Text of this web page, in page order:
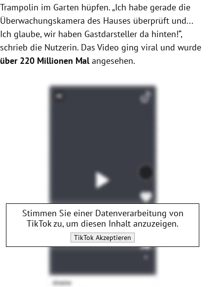
Trampolin im Garten hüpfen. „Ich habe gerade die
Überwachungskamera des Hauses überprüft und...
Ich glaube, wir haben Gastdarsteller da hinten!“,
schrieb die Nutzerin. Das Video ging viral und wurde
über 220 Millionen Malangesehen.
Stimmen Sie einer Datenverarbeitung von
TikTokzu, um diesen Inhalt anzuzeigen.
TikTok Akzeptieren